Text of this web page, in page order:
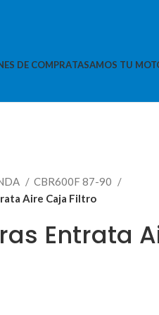
DE COMPRATASAMOS TU
CBR600F 87-90
Aire Caja Filtro
Entrata